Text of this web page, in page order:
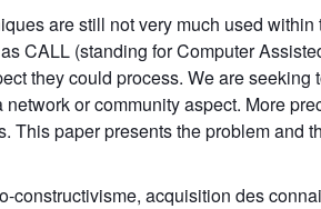
are still not very much used
CALL (standing for Computer
they could process. We are
or community aspect. More
paper presents the problem and
constructivisme, acquisition des